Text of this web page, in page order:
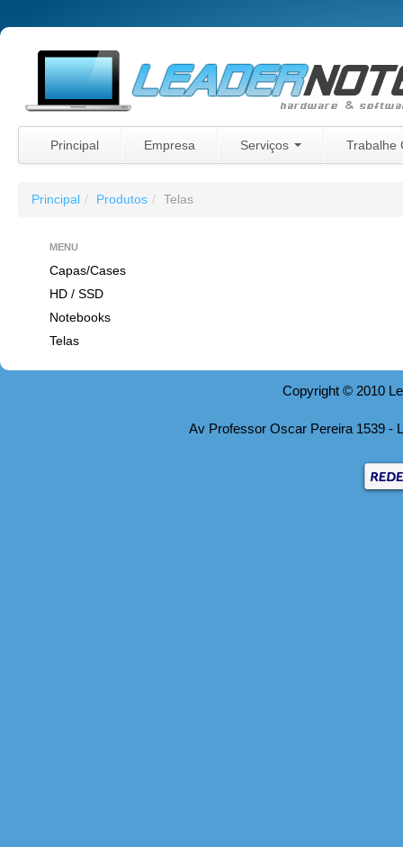
Principal Empresa Serviços Trabalhe
Principal / Produtos / Telas
MENU
Capas/Cases
HD / SSD
Notebooks
Telas
Copyright © 2010
Av Professor Oscar Pereira 1539 -